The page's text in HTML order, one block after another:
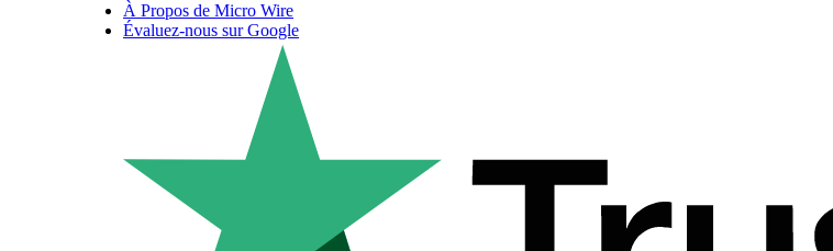
À Propos de Micro Wire
Évaluez-nous sur Google